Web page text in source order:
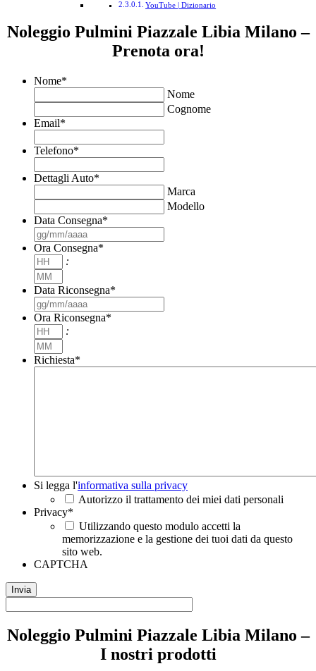
YouTube | Dizionario
Noleggio Pulmini Piazzale Libia Milano –
Prenota ora!
Nome*
Nome
Cognome
Email*
Telefono*
Dettagli Auto*
Marca
Modello
Data Consegna*
slash
Ora Consegna*
:
Data Riconsegna*
slash
Ora Riconsegna*
:
Richiesta*
Si
legga
l'informativa
sulla
privacy*
Si legga l'informativa sulla privacy
Autorizzo il trattamento dei miei dati personali
Privacy*
Utilizzando questo modulo accetti la
memorizzazione e la gestione dei tuoi dati da questo
sito web.
CAPTCHA
Noleggio Pulmini Piazzale Libia Milano –
I nostri prodotti